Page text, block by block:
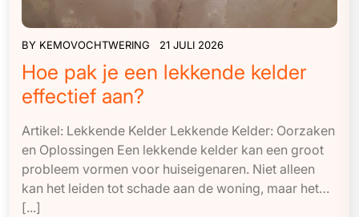
BY KEMOVOCHTWERING 21 JULI 2026
Hoe pak je een lekkende kelder
effectief aan?
Artikel: Lekkende Kelder Lekkende Kelder: Oorzaken
en Oplossingen Een lekkende kelder kan een groot
probleem vormen voor huiseigenaren. Niet alleen
kan het leiden tot schade aan de woning, maar het…
[...]